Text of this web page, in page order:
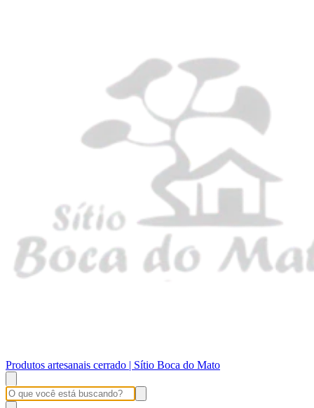
Produtos artesanais cerrado | Sítio Boca do Mato